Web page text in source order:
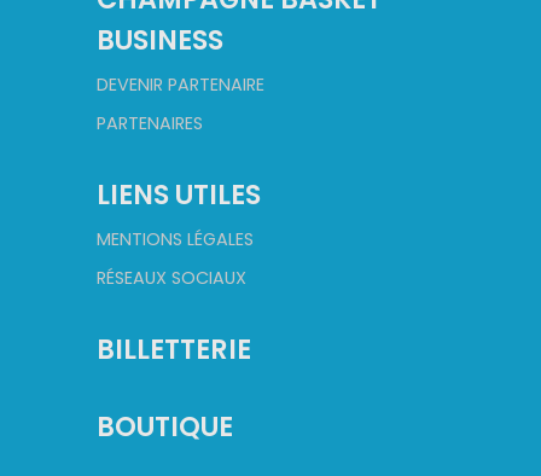
BUSINESS
DEVENIR PARTENAIRE
PARTENAIRES
LIENS UTILES
MENTIONS LÉGALES
RÉSEAUX SOCIAUX
BILLETTERIE
BOUTIQUE